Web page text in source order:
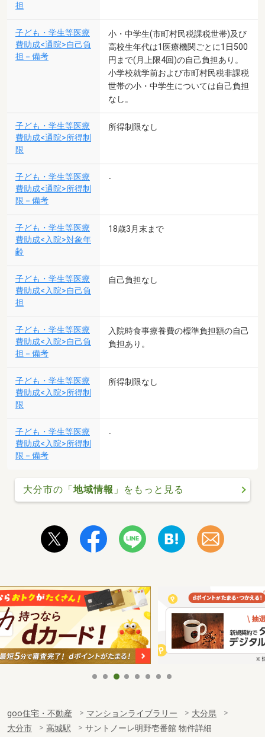
担
子ども・学生等医療
費助成<通院>自己負
担－備考
小・中学生(市町村民税課税世帯)及び
高校生年代は1医療機関ごとに1日500
円まで(月上限4回)の自己負担あり。
小学校就学前および市町村民税非課税
世帯の小・中学生については自己負担
なし。
子ども・学生等医療
費助成<通院>所得制
限
所得制限なし
子ども・学生等医療
費助成<通院>所得制
限－備考
-
子ども・学生等医療
費助成<入院>対象年
齢
18歳3月末まで
子ども・学生等医療
費助成<入院>自己負
担
自己負担なし
子ども・学生等医療
費助成<入院>自己負
担－備考
入院時食事療養費の標準負担額の自己
負担あり。
子ども・学生等医療
費助成<入院>所得制
限
所得制限なし
子ども・学生等医療
費助成<入院>所得制
限－備考
-
大分市の「地域情報 」をもっと見る
goo住宅・不動産 マンションライブラリー
大分県
大分市
高城駅 サントノーレ明野壱番館 物件詳細